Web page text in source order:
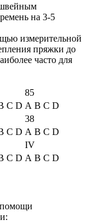
на 3-5
измерительной
пряжки до
часто для
85
C D A B C D
38
C D A B C D
IV
C D A B C D
помощи